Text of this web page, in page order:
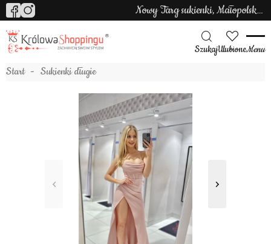
Nowy Targ sukienki, Małopolska sukienki
SzukajUlubioneMenu
Start Sukienki długie